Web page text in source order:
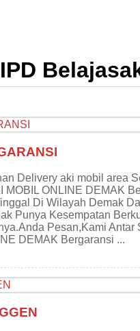
Delivery aki mobil area
MOBIL ONLINE DEMAK
Di Wilayah Demak
Punya Kesempatan
Pesan,Kami Antar
DEMAK Bergaransi ...